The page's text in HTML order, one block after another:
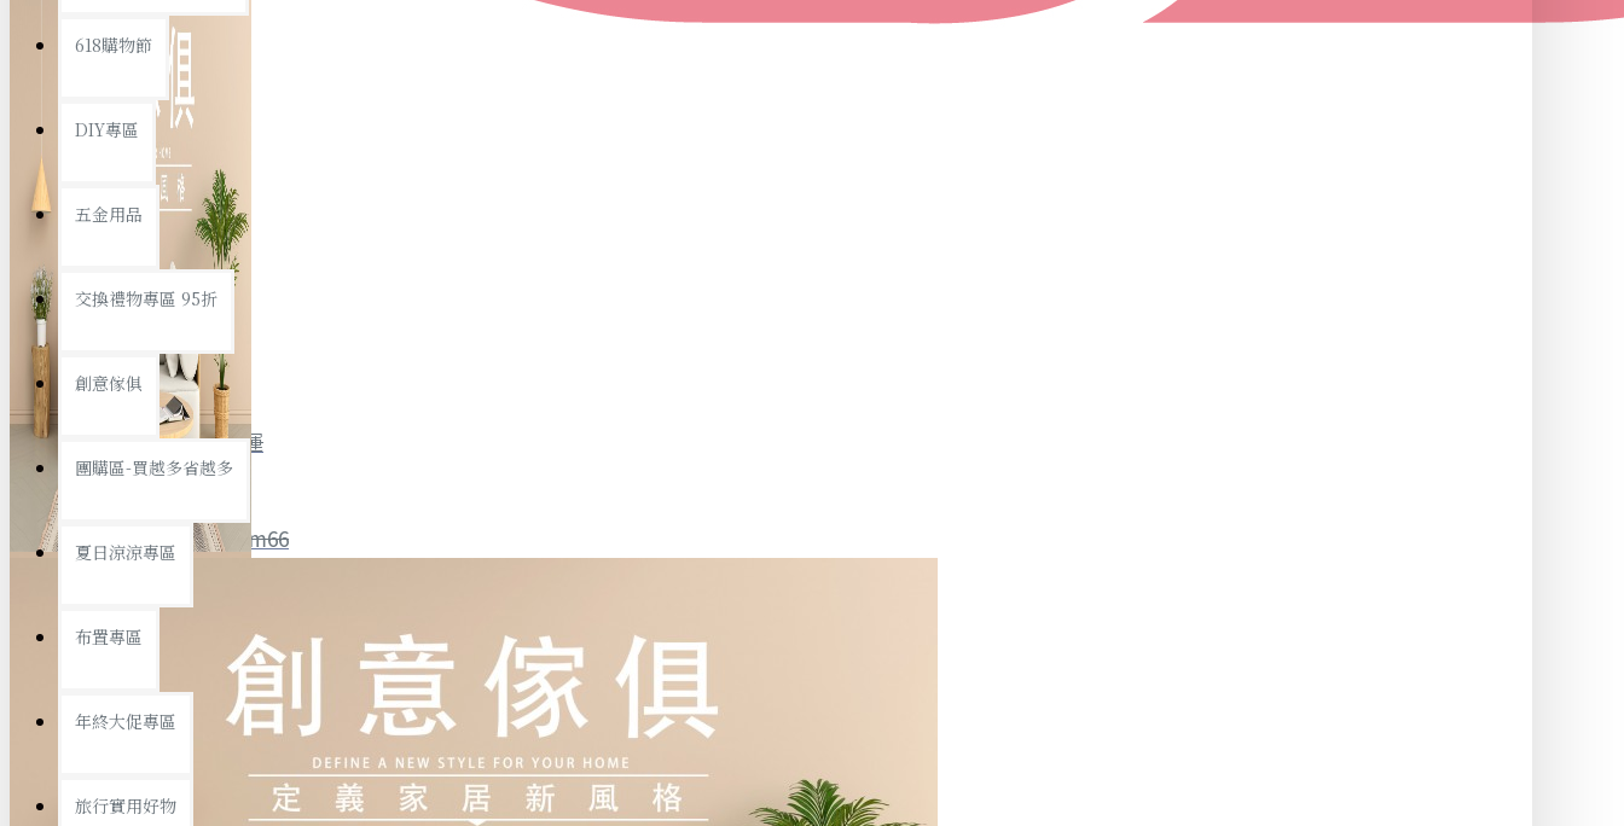
全館限時滿799免運
聯絡我們 ID : @ym66
優惠活動 最新活動
個人衛浴用品
浴室置物/收納
旅行收納
汽機車用品
查看更多
618購物節
DIY專區
五金用品
交換禮物專區 95折
創意傢俱
團購區-買越多省越多
夏日涼涼專區
布置專區
年終大促專區
旅行實用好物